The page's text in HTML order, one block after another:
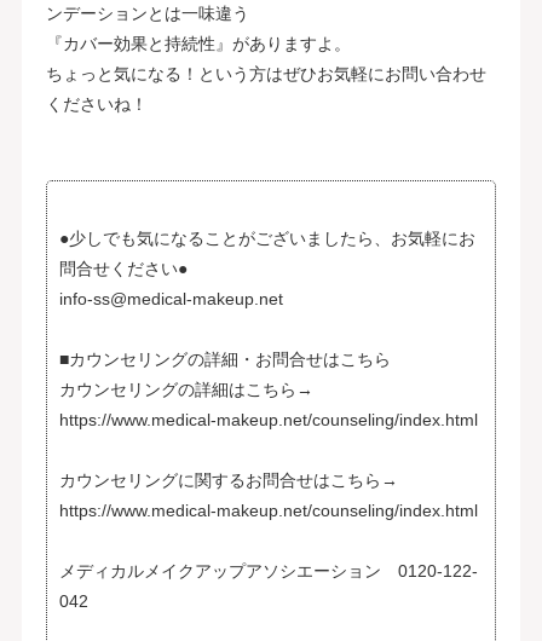
ンデーションとは一味違う
『カバー効果と持続性』がありますよ。
ちょっと気になる！という方はぜひお気軽にお問い合わせ
くださいね！
●少しでも気になることがございましたら、お気軽にお
問合せください●
info-ss@medical-makeup.net
■カウンセリングの詳細・お問合せはこちら
カウンセリングの詳細はこちら→
https://www.medical-makeup.net/counseling/index.html
カウンセリングに関するお問合せはこちら→
https://www.medical-makeup.net/counseling/index.html
メディカルメイクアップアソシエーション 0120-122-
042